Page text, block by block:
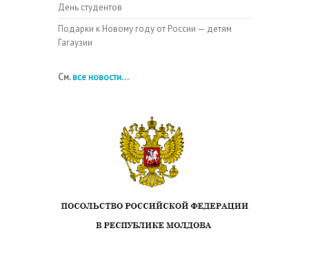
День студентов
Подарки к Новому году от России — детям
Гагаузии
См.все новости...